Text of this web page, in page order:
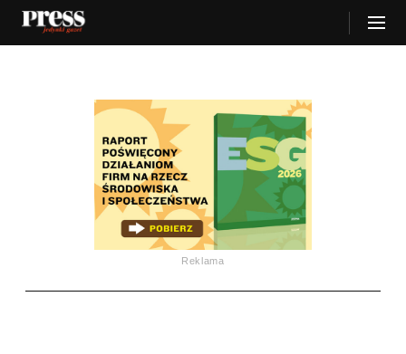
Reklama